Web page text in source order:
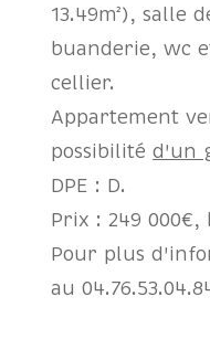
13.49m²), salle
buanderie, wc
cellier.
Appartement
possibilitéd'un
DPE : D.
Prix : 249
Pour plus
au